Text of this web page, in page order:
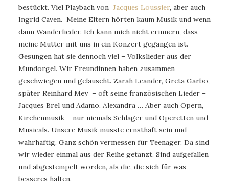
bestückt. Viel Playbach von Jacques Loussier, aber auch
Ingrid Caven. Meine Eltern hörten kaum Musik und wenn
dann Wanderlieder. Ich kann mich nicht erinnern, dass
meine Mutter mit uns in ein Konzert gegangen ist.
Gesungen hat sie dennoch viel – Volkslieder aus der
Mundorgel. Wir Freundinnen haben zusammen
geschwiegen und gelauscht. Zarah Leander, Greta Garbo,
später Reinhard Mey – oft seine französischen Lieder –
Jacques Brel und Adamo, Alexandra … Aber auch Opern,
Kirchenmusik – nur niemals Schlager und Operetten und
Musicals. Unsere Musik musste ernsthaft sein und
wahrhaftig. Ganz schön vermessen für Teenager. Da sind
wir wieder einmal aus der Reihe getanzt. Sind aufgefallen
und abgestempelt worden, als die, die sich für was
besseres halten.